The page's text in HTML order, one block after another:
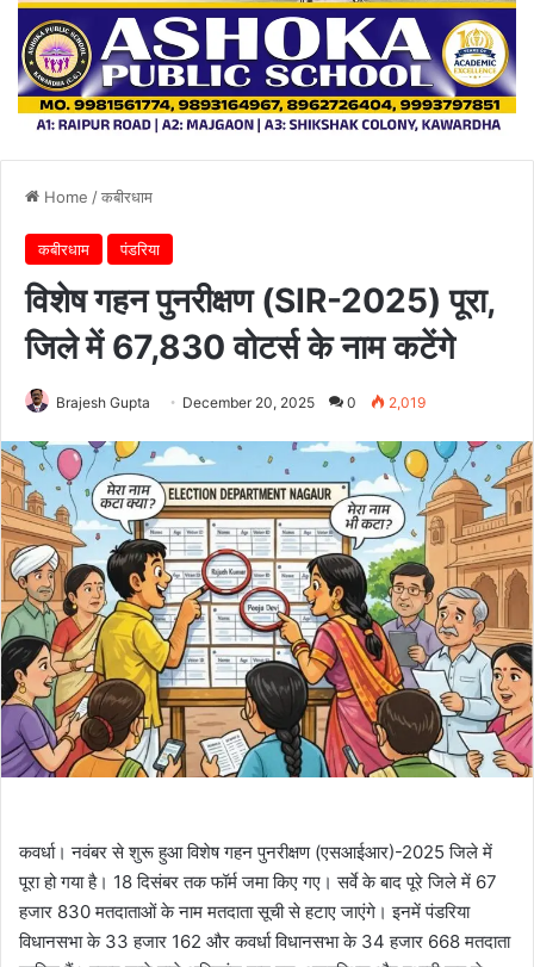
Home /कबीरधाम
कबीरधाम पंडरिया
विशेष गहन पुनरीक्षण (SIR-2025) पूरा,
जिले में 67,830 वोटर्स के नाम कटेंगे
Brajesh Gupta December 20, 2025 0 2,019
कवर्धा। नवंबर से शुरू हुआ विशेष गहन पुनरीक्षण (एसआईआर)-2025 जिले में
पूरा हो गया है। 18 दिसंबर तक फॉर्म जमा किए गए। सर्वे के बाद पूरे जिले में 67
हजार 830 मतदाताओं के नाम मतदाता सूची से हटाए जाएंगे। इनमें पंडरिया
विधानसभा के 33 हजार 162 और कवर्धा विधानसभा के 34 हजार 668 मतदाता